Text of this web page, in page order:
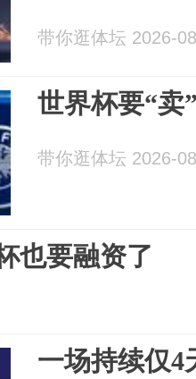
带你逛体坛 2026-
世界杯要“卖
带你逛体坛 2026-
也要融资了
一场持续仅4